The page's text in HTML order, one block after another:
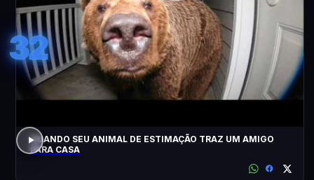
32
QUANDO SEU ANIMAL DE ESTIMAÇÃO TRAZ UM AMIGO
PARA CASA